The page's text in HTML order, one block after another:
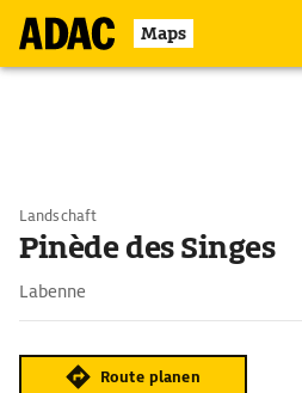
Maps
Landschaft
Pinède des Singes
Labenne
Route planen